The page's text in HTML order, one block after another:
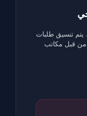
يتم تنسيق طلبات
من قبل مكاتب